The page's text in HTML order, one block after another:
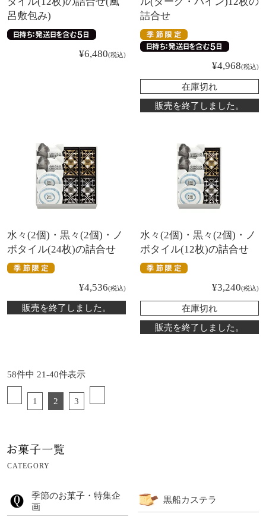
呂敷包み)
¥6,480 税込
詰合せ
¥4,968 税込
在庫切れ
販売を終了しました。
水々(2個)・黒々(2個)・ノ
ボタイル(24枚)の詰合せ
¥4,536 税込
販売を終了しました。
水々(2個)・黒々(2個)・ノ
ボタイル(12枚)の詰合せ
¥3,240 税込
在庫切れ
販売を終了しました。
58件中 21-40件表示
1 2 3
CATEGORY
季節のお菓子・特集企
画
黒船カステラ